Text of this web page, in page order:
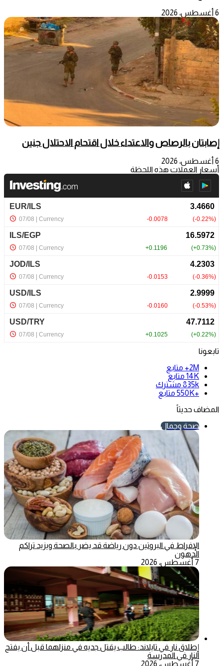
6 أغسطس، 2026
إصابتان بالرصاص والاعتداء خلال اقتحام الاحتلال جنين
6 أغسطس، 2026
أسعار العملات هذه اللحظة
تابعونا
2M+
متابع
14K متابع
835k مشترك
+550K
متابع
المضاف حديثاً
صحة وجمال
الإفراط في البروتين دون رياضة قد يضر بالصحة ويزيد تراكم
الدهون
7 أغسطس، 2026
إطلاق نار في تايلاند: طالب يقتل جديه في منزلهما قبل أن يفتح
النار في المدرسة
7 أغسطس، 2026